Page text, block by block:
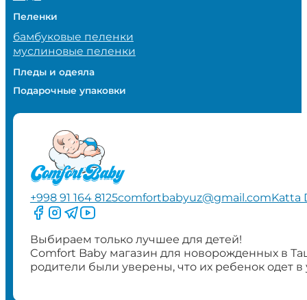
Пеленки
бамбуковые пеленки
муслиновые пеленки
Пледы и одеяла
Подарочные упаковки
+998 91 164 8125comfortbabyuz@gmail.comKatta
Следите за нами на Facebook
Следите за нами в Instagram
Следите за нами в Telegram
Следите за нами в YouTube
Выбираем только лучшее для детей!
Comfort Baby магазин для новорожденных в
родители были уверены, что их ребенок одет